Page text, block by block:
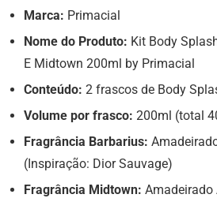
Marca: Primacial
Nome do Produto: Kit Body
E Midtown 200ml by Primacial
Conteúdo: 2 frascos de Body
Volume por frasco: 200ml (total
Fragrância Barbarius:
(Inspiração: Dior Sauvage)
Fragrância Midtown: Amadeirado